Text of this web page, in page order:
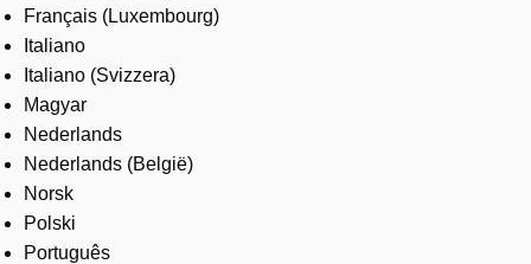
Français (Luxembourg)
Italiano
Italiano (Svizzera)
Magyar
Nederlands
Nederlands (België)
Norsk
Polski
Português